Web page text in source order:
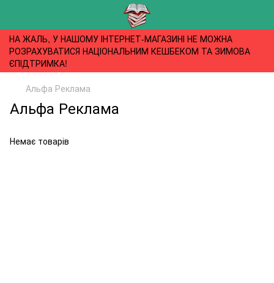
НА ЖАЛЬ, У НАШОМУ ІНТЕРНЕТ-МАГАЗИНІ НЕ МОЖНА
РОЗРАХУВАТИСЯ НАЦІОНАЛЬНИМ КЕШБЕКОМ ТА ЗИМОВА
ЄПІДТРИМКА!
Альфа Реклама
Альфа Реклама
Немає товарів